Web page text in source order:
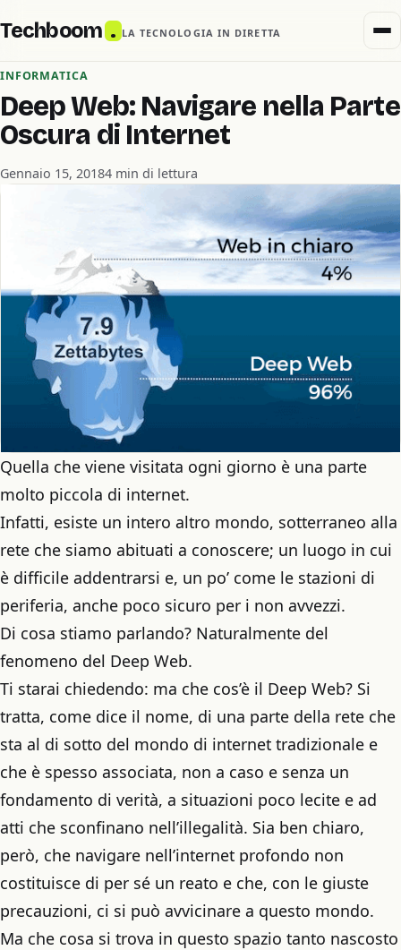
Techboom . LA TECNOLOGIA IN DIRETTA
INFORMATICA
Deep Web: Navigare nella Parte
Oscura di Internet
Gennaio 15, 20184 min di lettura
Quella che viene visitata ogni giorno è una parte
molto piccola di internet.
Infatti, esiste un intero altro mondo, sotterraneo alla
rete che siamo abituati a conoscere; un luogo in cui
è difficile addentrarsi e, un po’ come le stazioni di
periferia, anche poco sicuro per i non avvezzi.
Di cosa stiamo parlando? Naturalmente del
fenomeno del Deep Web.
Ti starai chiedendo: ma che cos’è il Deep Web? Si
tratta, come dice il nome, di una parte della rete che
sta al di sotto del mondo di internet tradizionale e
che è spesso associata, non a caso e senza un
fondamento di verità, a situazioni poco lecite e ad
atti che sconfinano nell’illegalità. Sia ben chiaro,
però, che navigare nell’internet profondo non
costituisce di per sé un reato e che, con le giuste
precauzioni, ci si può avvicinare a questo mondo.
Ma che cosa si trova in questo spazio tanto nascosto